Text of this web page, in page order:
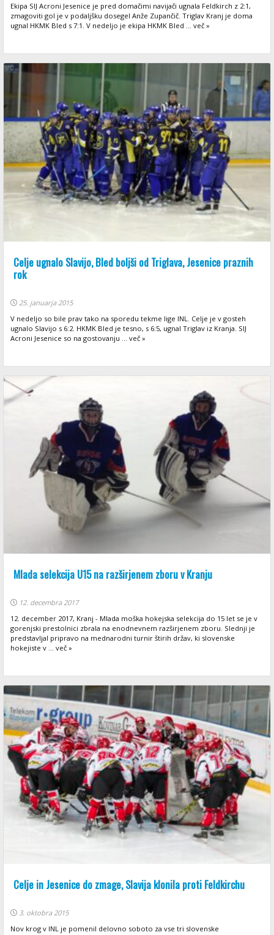
Ekipa SIJ Acroni Jesenice je pred domačimi navijači ugnala Feldkirch z 2:1,
zmagoviti gol je v podaljšku dosegel Anže Zupančič. Triglav Kranj je doma
ugnal HKMK Bled s 7:1. V nedeljo je ekipa HKMK Bled ... več »
Celje ugnalo Slavijo, Bled boljši od Triglava, Jesenice praznih
rok
25. januarja 2015
V nedeljo so bile prav tako na sporedu tekme lige INL. Celje je v gosteh
ugnalo Slavijo s 6:2. HKMK Bled je tesno, s 6:5, ugnal Triglav iz Kranja. SIJ
Acroni Jesenice so na gostovanju ... več »
Mlada selekcija U15 na razširjenem zboru v Kranju
12. decembra 2017
12. december 2017, Kranj - Mlada moška hokejska selekcija do 15 let se je v
gorenjski prestolnici zbrala na enodnevnem razširjenem zboru. Slednji je
predstavljal pripravo na mednarodni turnir štirih držav, ki slovenske
hokejiste v ... več »
Celje in Jesenice do zmage, Slavija klonila proti Feldkirchu
3. oktobra 2015
Nov krog v INL je pomenil delovno soboto za vse tri slovenske